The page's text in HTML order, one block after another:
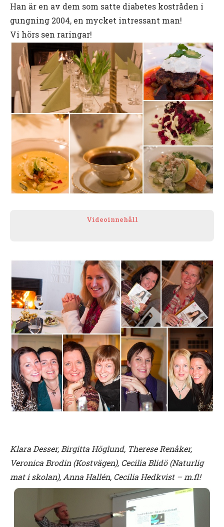
Han är en av dem som satte diabetes kostråden i
gungning 2004, en mycket intressant man!
Vi hörs sen raringar!
Videoinnehåll
Klara Desser, Birgitta Höglund, Therese Renåker,
Veronica Brodin (Kostvägen), Cecilia Blidö (Naturlig
mat i skolan), Anna Hallén, Cecilia Hedkvist – m.fl!